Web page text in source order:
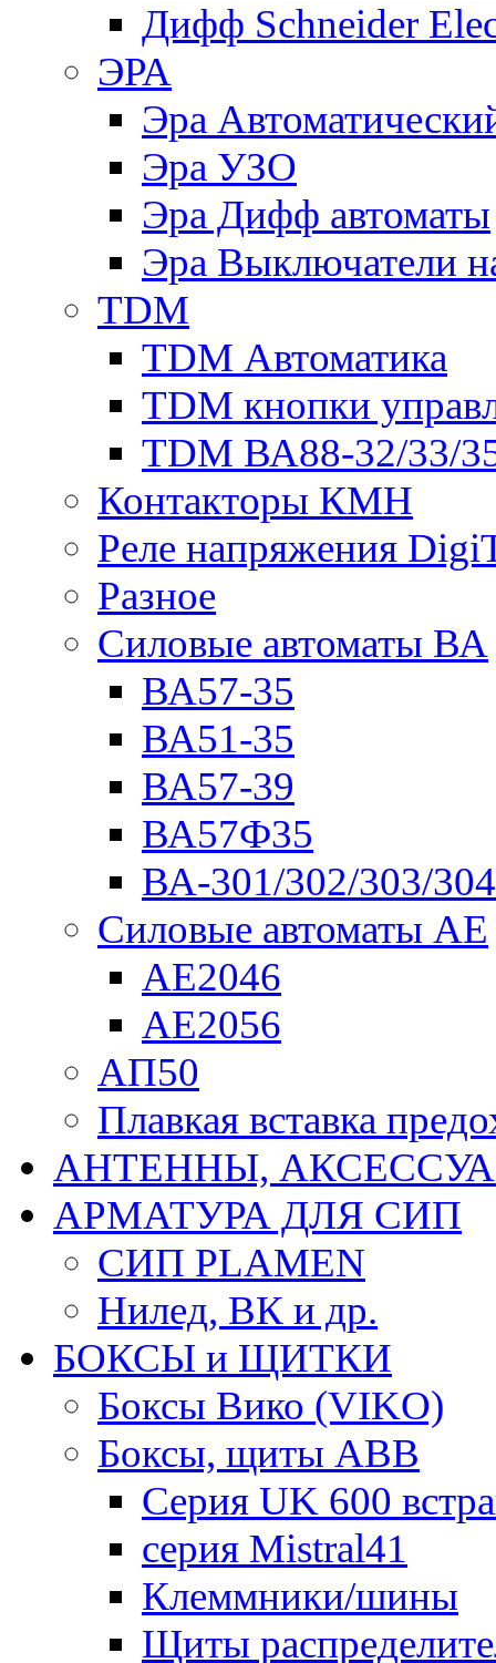
Дифф Schneider
ЭРА
Эра
Эра УЗО
Эра Дифф автоматы
Эра Выключатели
TDM
TDM Автоматика
TDM кнопки
TDM ВА88-32/33/
Контакторы КМН
Реле напряжения
Разное
Силовые автоматы ВА
ВА57-35
ВА51-35
ВА57-39
ВА57Ф35
ВА-301/302/303/
Силовые автоматы АЕ
АЕ2046
АЕ2056
АП50
Плавкая вставка
АНТЕННЫ,
АРМАТУРА ДЛЯ СИП
СИП PLAMEN
Нилед, ВК и др.
БОКСЫ и ЩИТКИ
Боксы Вико (VIKO)
Боксы, щиты ABB
Серия UK 600
серия Mistral41
Клеммники/шины
Щиты